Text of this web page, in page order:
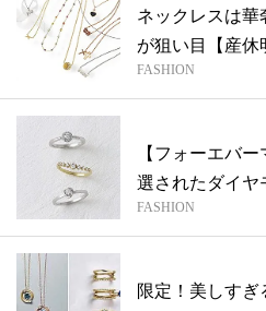
ネックレスは華
が狙い目【産休
なさ...
FASHION
【フォーエバ
選されたダイヤ
れは...
FASHION
限定！美しす